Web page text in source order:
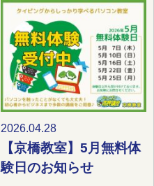
2026.04.28
【京橋教室】5月無料体
験日のお知らせ